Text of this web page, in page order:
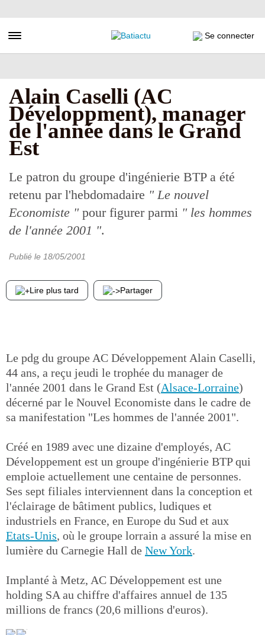
au
principal
Toggle navigation Se connecter
Alain Caselli (AC
Développment), manager
de l'année dans le Grand
Est
Le patron du groupe d'ingénierie BTP a été
retenu par l'hebdomadaire " Le nouvel
Economiste " pour figurer parmi " les hommes
de l'année 2001 ".
Publié le 18/05/2001
Lire plus tard Partager
Le pdg du groupe AC Développement Alain Caselli,
44 ans, a reçu jeudi le trophée du manager de
l'année 2001 dans le Grand Est (Alsace-Lorraine)
décerné par le Nouvel Economiste dans le cadre de
sa manifestation "Les hommes de l'année 2001".
Créé en 1989 avec une dizaine d'employés, AC
Développement est un groupe d'ingénierie BTP qui
emploie actuellement une centaine de personnes.
Ses sept filiales interviennent dans la conception et
l'éclairage de bâtiment publics, ludiques et
industriels en France, en Europe du Sud et aux
Etats-Unis, où le groupe lorrain a assuré la mise en
lumière du Carnegie Hall de New York.
Implanté à Metz, AC Développement est une
holding SA au chiffre d'affaires annuel de 135
millions de francs (20,6 millions d'euros).